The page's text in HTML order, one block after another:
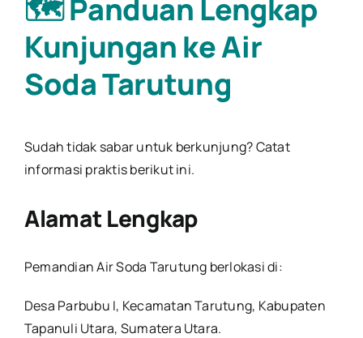
🗺️ Panduan Lengkap
Kunjungan ke Air
Soda Tarutung
Sudah tidak sabar untuk berkunjung? Catat
informasi praktis berikut ini.
Alamat Lengkap
Pemandian Air Soda Tarutung berlokasi di:
Desa Parbubu I, Kecamatan Tarutung, Kabupaten
Tapanuli Utara, Sumatera Utara.